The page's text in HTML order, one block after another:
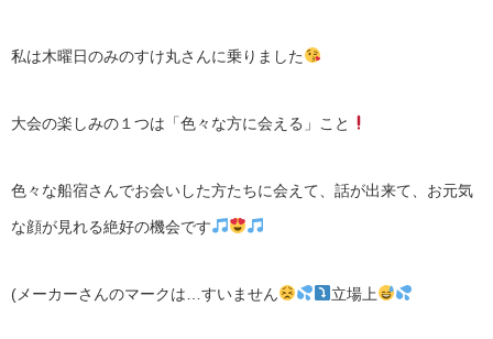
私は木曜日のみのすけ丸さんに乗りました
大会の楽しみの１つは「色々な方に会える」こと
色々な船宿さんでお会いした方たちに会えて、話が出来て、お元気
な顔が見れる絶好の機会です
(メーカーさんのマークは…すいません 立場上